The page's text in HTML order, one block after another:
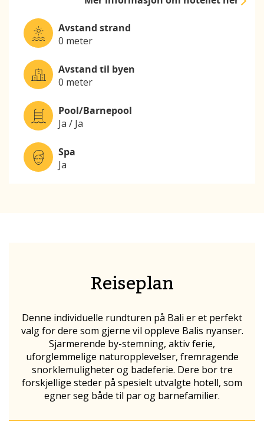
Avstand strand
0 meter
Avstand til byen
0 meter
Pool/Barnepool
Ja / Ja
Spa
Ja
Reiseplan
Denne individuelle rundturen på Bali er et perfekt
valg for dere som gjerne vil oppleve Balis nyanser.
Sjarmerende by-stemning, aktiv ferie,
uforglemmelige naturopplevelser, fremragende
snorklemuligheter og badeferie. Dere bor tre
forskjellige steder på spesielt utvalgte hotell, som
egner seg både til par og barnefamilier.